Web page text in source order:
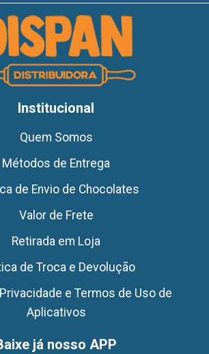
Institucional
Quem Somos
Métodos de Entrega
de Envio de Chocolates
Valor de Frete
Retirada em Loja
de Troca e Devolução
e Termos de Uso de
Aplicativos
já nosso APP